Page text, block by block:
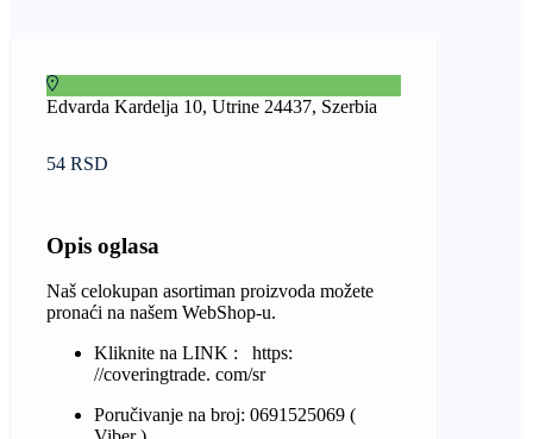
Edvarda Kardelja 10, Utrine 24437, Szerbia
54 RSD
Opis oglasa
Naš celokupan asortiman proizvoda možete
pronaći na našem WebShop-u.
Kliknite na LINK : https:
//coveringtrade. com/sr
Poručivanje na broj: 0691525069 (